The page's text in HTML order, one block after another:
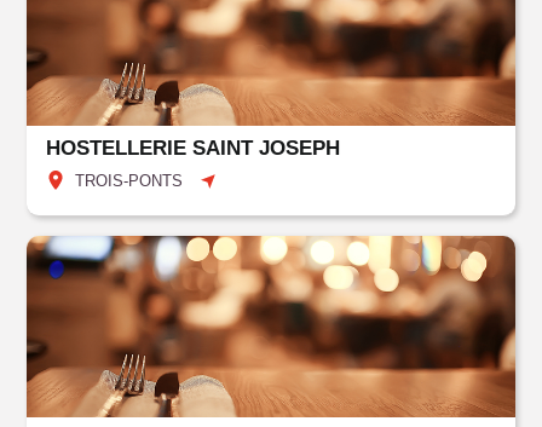
HOSTELLERIE SAINT JOSEPH
TROIS-PONTS